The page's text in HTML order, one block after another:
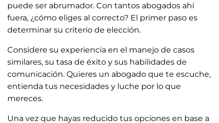
puede ser abrumador. Con tantos abogados ahí
fuera, ¿cómo eliges al correcto? El primer paso es
determinar su criterio de elección.
Considere su experiencia en el manejo de casos
similares, su tasa de éxito y sus habilidades de
comunicación. Quieres un abogado que te escuche,
entienda tus necesidades y luche por lo que
mereces.
Una vez que hayas reducido tus opciones en base a